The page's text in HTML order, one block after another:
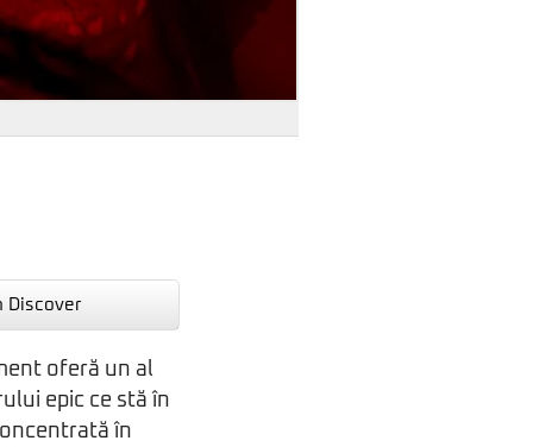
Discover
oferă un al
epic ce stă în
în